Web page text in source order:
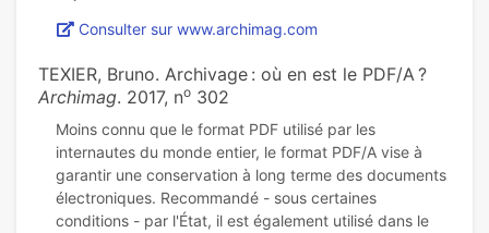
Consulter sur www.archimag.com
TEXIER, Bruno. Archivage : où en est le PDF/A ?
Archimag. 2017, no 302
Moins connu que le format PDF utilisé par les
internautes du monde entier, le format PDF/A vise à
garantir une conservation à long terme des documents
électroniques. Recommandé - sous certaines
conditions - par l'État, il est également utilisé dans le